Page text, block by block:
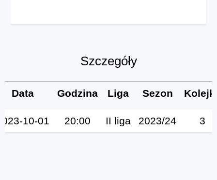
Szczegóły
Data Godzina Liga Sezon
10-01 20:00 II liga 2023/24 3